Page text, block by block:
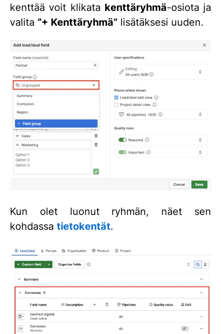
kenttää voit klikata kenttäryhmä-osiota ja
valita “+ Kenttäryhmä” lisätäksesi uuden.
Kun olet luonut ryhmän, näet sen
kohdassa tietokentät.